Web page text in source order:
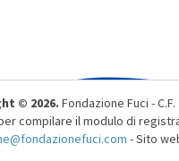
© 2026. Fondazione Fuci -
compilare il modulo di
- Sito